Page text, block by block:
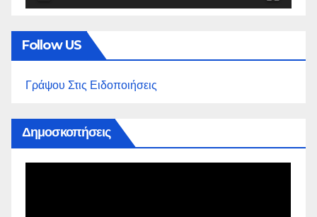
Follow US
Γράψου Στις Ειδοποιήσεις
Δημοσκοπήσεις